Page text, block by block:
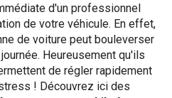
d'un professionnel
de votre véhicule. En effet,
de voiture peut bouleverser
Heureusement qu'ils
de régler rapidement
! Découvrez ici des